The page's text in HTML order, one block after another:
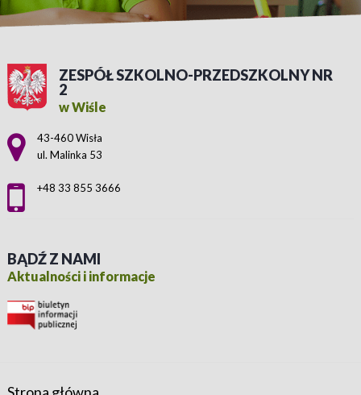
ZESPÓŁ SZKOLNO-PRZEDSZKOLNY NR
2
w Wiśle
Adres pocztowy:
43-460 Wisła
ul. Malinka 53
+48 33 855 3666
BĄDŹ Z NAMI
Aktualności i informacje